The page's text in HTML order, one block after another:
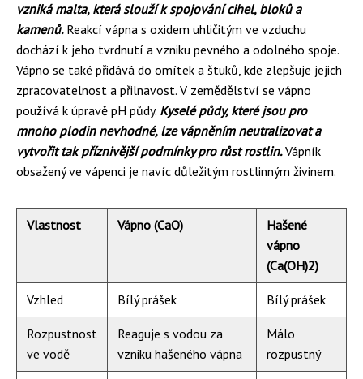
vzniká malta, která slouží k spojování cihel, bloků a
kamenů.Reakcí vápna s oxidem uhličitým ve vzduchu
dochází k jeho tvrdnutí a vzniku pevného a odolného spoje.
Vápno se také přidává do omítek a štuků, kde zlepšuje jejich
zpracovatelnost a přilnavost. V zemědělství se vápno
používá k úpravě pH půdy. Kyselé půdy, které jsou pro
mnoho plodin nevhodné, lze vápněním neutralizovat a
vytvořit tak příznivější podmínky pro růst rostlin.Vápník
obsažený ve vápenci je navíc důležitým rostlinným živinem.
Vlastnost Vápno (CaO)
Hašené
vápno
(Ca(OH)2)
Vzhled Bílý prášek Bílý prášek
Rozpustnost
ve vodě
Reaguje s vodou za
vzniku hašeného vápna
Málo
rozpustný